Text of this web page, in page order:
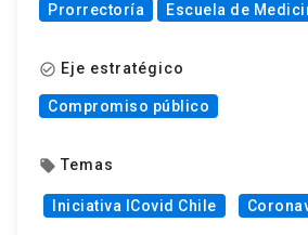
Prorrectoría Escuela de
check_circle_outline Eje estratégico
Compromiso público
local_offer Temas
Iniciativa ICovid Chile